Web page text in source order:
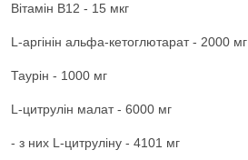
Вітамін В12 - 15 мкг
L-аргінін альфа-кетоглютарат - 2000 мг
Таурін - 1000 мг
L-цитрулін малат - 6000 мг
- з них L-цитруліну - 4101 мг